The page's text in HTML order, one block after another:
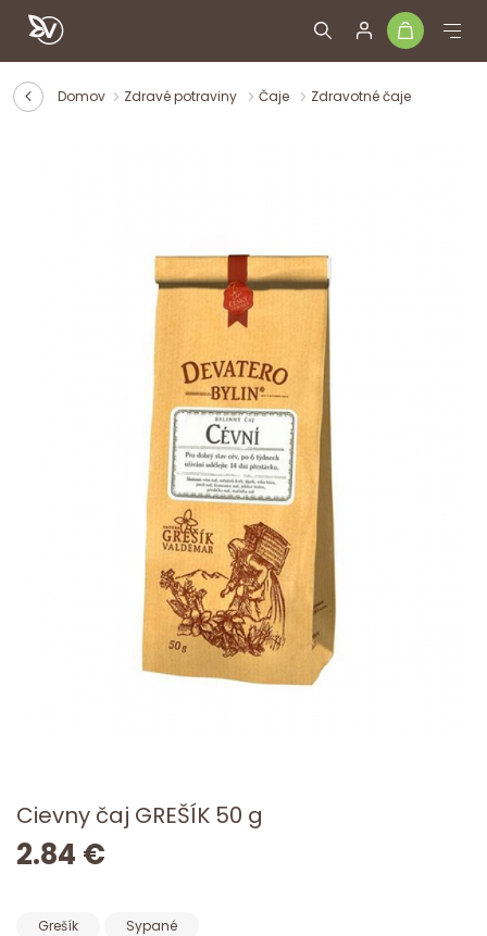
Domov Zdravé potraviny Čaje Zdravotné čaje
Cievny čaj GREŠÍK 50 g
2.84 €
Grešík Sypané